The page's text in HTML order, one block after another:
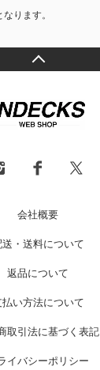
ります。
会社概要
送・送料について
返品について
払い方法について
取引法に基づく表記
イバシーポリシー